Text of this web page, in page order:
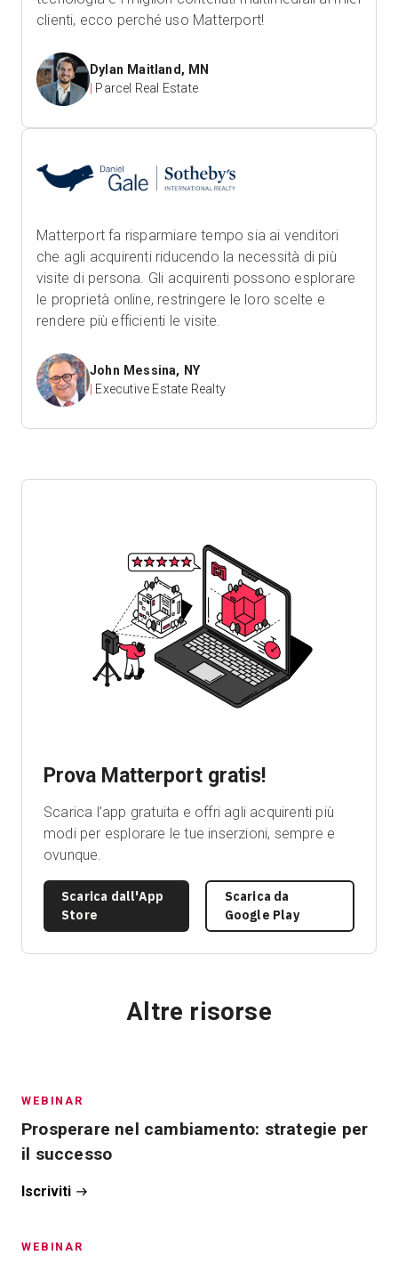
clienti, ecco perché uso Matterport!
Dylan Maitland, MN
Parcel Real Estate
Matterport fa risparmiare tempo sia ai venditori
che agli acquirenti riducendo la necessità di più
visite di persona. Gli acquirenti possono esplorare
le proprietà online, restringere le loro scelte e
rendere più efficienti le visite.
John Messina, NY
Executive Estate Realty
Prova Matterport gratis!
Scarica l'app gratuita e offri agli acquirenti più
modi per esplorare le tue inserzioni, sempre e
ovunque.
Scarica dall'App
Store
Scarica da
Google Play
Altre risorse
WEBINAR
Prosperare nel cambiamento: strategie per
il successo
Iscriviti
WEBINAR